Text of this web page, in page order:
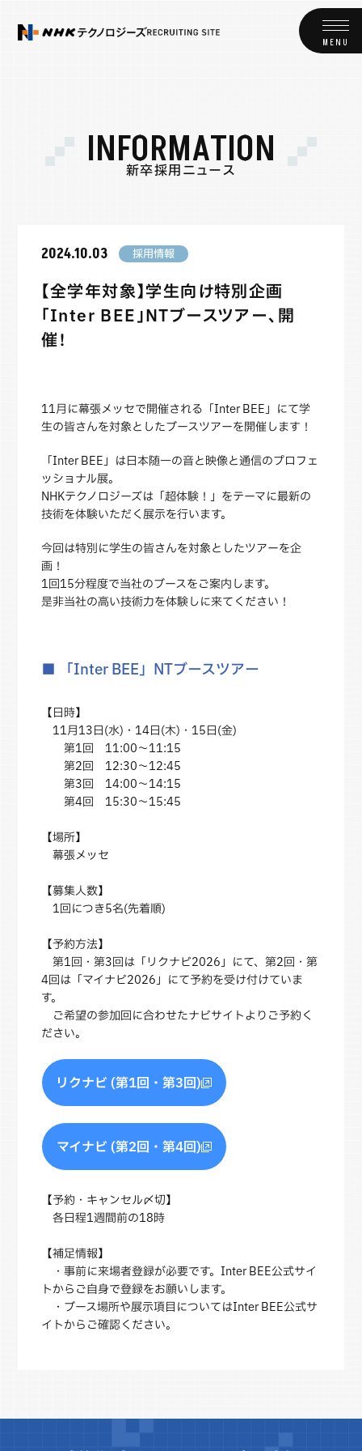
INFORMATION
新卒採用 ニ ュ ー ス
2024.10.03 採用情報
【全学年対象】学生向け特別企画
「Inter BEE」NTブースツアー、開
催！
11月に幕張メッセで開催される「Inter BEE」にて学
生の皆さんを対象としたブースツアーを開催します！
「Inter BEE」は日本随一の音と映像と通信のプロフェ
ッショナル展。
NHKテクノロジーズは「超体験！」をテーマに最新の
技術を体験いただく展示を行います。
今回は特別に学生の皆さんを対象としたツアーを企
画！
1回15分程度で当社のブースをご案内します。
是非当社の高い技術力を体験しに来てください！
■ 「Inter BEE」NTブースツアー
【日時】
11月13日(水)・14日(木)・15日(金)
第1回 11:00～11:15
第2回 12:30～12:45
第3回 14:00～14:15
第4回 15:30～15:45
【場所】
幕張メッセ
【募集人数】
1回につき5名(先着順)
【予約方法】
第1回・第3回は「リクナビ2026」にて、第2回・第
4回は「マイナビ2026」にて予約を受け付けていま
す。
ご希望の参加回に合わせたナビサイトよりご予約く
ださい。
リクナビ (第1回・第3回)
マイナビ (第2回・第4回)
【予約・キャンセル〆切】
各日程1週間前の18時
【補足情報】
・事前に来場者登録が必要です。Inter BEE公式サイ
トからご自身で登録をお願いします。
・ブース場所や展示項目についてはInter BEE公式サ
イトからご確認ください。